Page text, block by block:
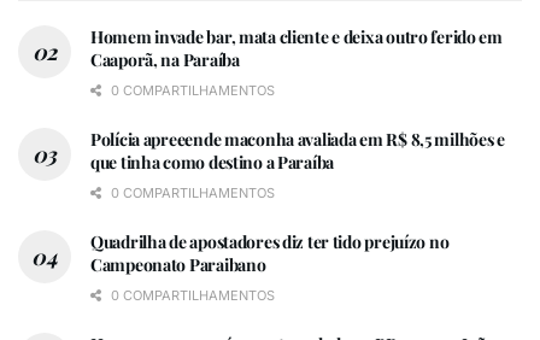
Homem invade bar, mata cliente e deixa outro ferido em
Caaporã, na Paraíba
0 COMPARTILHAMENTOS
Polícia apreeende maconha avaliada em R$ 8,5 milhões e
que tinha como destino a Paraíba
0 COMPARTILHAMENTOS
Quadrilha de apostadores diz ter tido prejuízo no
Campeonato Paraibano
0 COMPARTILHAMENTOS